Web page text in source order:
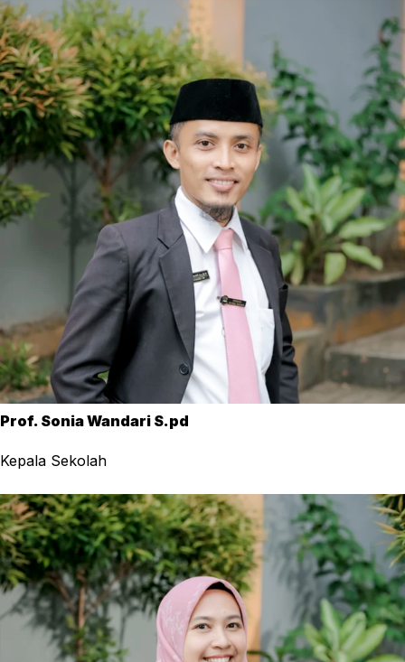
Prof. Sonia Wandari S.pd
Kepala Sekolah